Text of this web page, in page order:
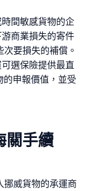
間敏感貨物的企
商業損失的寄件
要損失的補償。
選保險提供最直
申報價值，並受
關手續
挪威貨物的承運商